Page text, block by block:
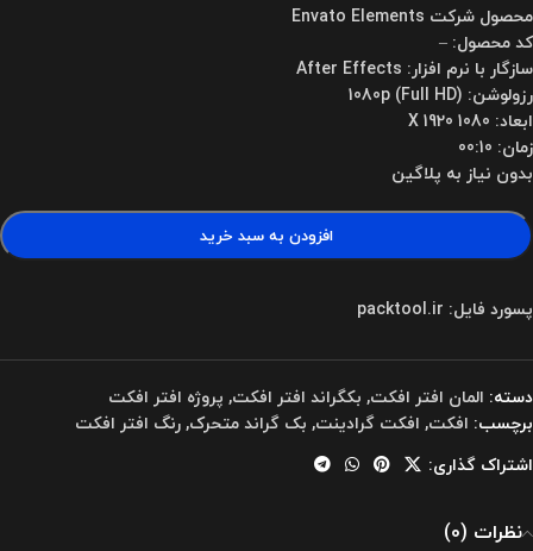
محصول شرکت Envato Elements
کد محصول: –
سازگار با نرم افزار: After Effects
رزولوشن: 1080p (Full HD)
ابعاد: 1080 X 1920
زمان: 00:10
بدون نیاز به پلاگین
افزودن به سبد خرید
پسورد فایل: packtool.ir
دسته: المان افتر افکت, بکگراند افتر افکت, پروژه افتر افکت
برچسب: افکت, افکت گرادینت, بک گراند متحرک,رنگ افتر افکت
اشتراک گذاری:
نظرات (0)